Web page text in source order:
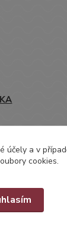
účely a v
cookies.